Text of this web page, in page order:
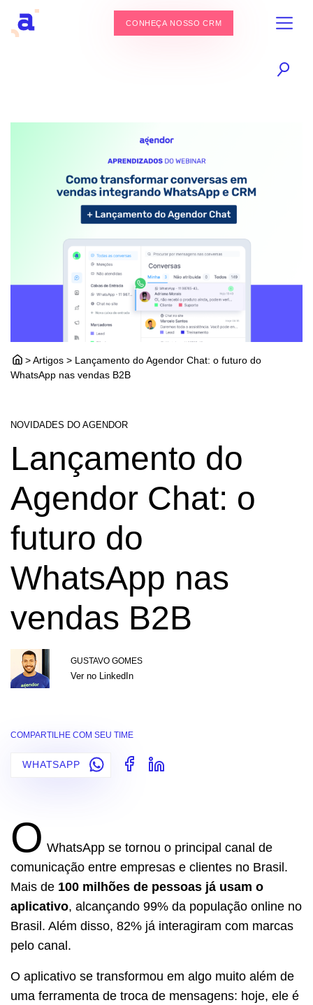
CONHEÇA NOSSO CRM
> Artigos > Lançamento do Agendor Chat: o futuro do
WhatsApp nas vendas B2B
NOVIDADES DO AGENDOR
Lançamento do
Agendor Chat: o
futuro do
WhatsApp nas
vendas B2B
GUSTAVO GOMES
Ver no LinkedIn
COMPARTILHE COM SEU TIME
WHATSAPP
O WhatsApp se tornou o principal canal de
comunicação entre empresas e clientes no Brasil.
Mais de 100 milhões de pessoas já usam o
aplicativo, alcançando 99% da população online no
Brasil. Além disso, 82% já interagiram com marcas
pelo canal.
O aplicativo se transformou em algo muito além de
uma ferramenta de troca de mensagens: hoje, ele é